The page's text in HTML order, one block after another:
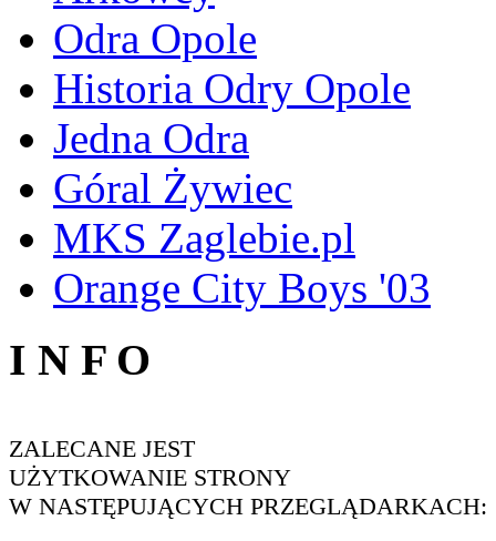
Odra Opole
Historia Odry Opole
Jedna Odra
Góral Żywiec
MKS Zaglebie.pl
Orange City Boys '03
I N F O
ZALECANE JEST
UŻYTKOWANIE STRONY
W NASTĘPUJĄCYCH PRZEGLĄDARKACH: